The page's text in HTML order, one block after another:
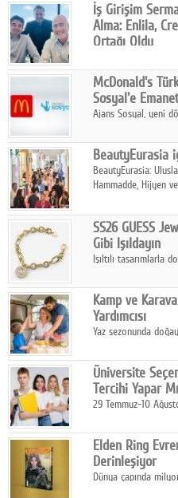
İş Girişim
Alma: Enlila,
Ortağı Oldu
stratejisini
tamamladı.
McDonald's
Sosyal'e Emanet
Ajans Sosyal, yeni
BeautyEurasia
BeautyEurasia:
Hammadde, Hijyen
SS26 GUESS
Gibi Işıldayın
Işıltılı tasarımlarla
dokunuşunu taşıyor.
Kamp ve
Yardımcısı
Yaz sezonunda
temizlik sağlayan,
ediyor.
Üniversite
Tercihi Yapar
29 Temmuz-10
Elden Ring
Derinleşiyor
Dünya çapında